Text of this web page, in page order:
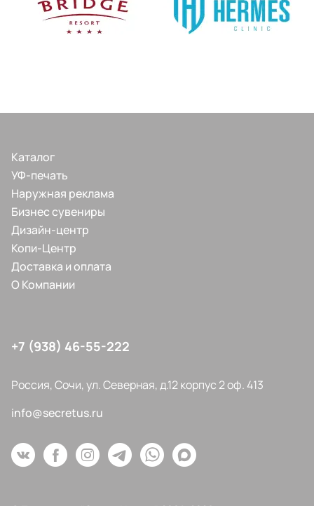
Каталог
УФ-печать
Наружная реклама
Бизнес сувениры
Дизайн-центр
Копи-Центр
Доставка и оплата
О Компании
+7 (938) 46-55-222
Россия, Сочи, ул. Северная, д.12 корпус 2 оф. 413
info@secretus.ru